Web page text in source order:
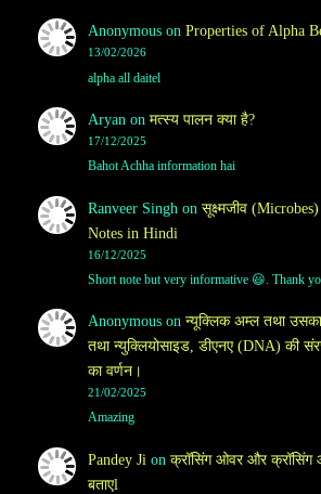
Anonymouson Properties of Alpha
13/02/2026
alpha all daitel
Aryan on मत्स्य पालन क्या है?
17/12/2025
Bahot Achha information hai
Ranveer Singh on सूक्ष्मजीव
Notes in Hindi
16/12/2025
Short note but very informative 😃. Thank
Anonymouson न्यूक्लिक अम्ल तथा उसका
तथा न्युक्लियोसाइड, डीएनए (DNA) की
का वर्णन।
21/02/2025
Amazing
Pandey Ji on क्रॉसिंग ओवर और क्रॉसिंग
बताएl